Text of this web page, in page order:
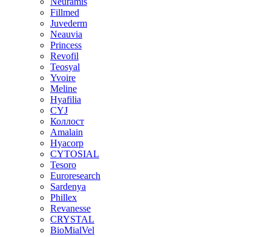
Fillmed
Juvederm
Neauvia
Princess
Revofil
Teosyal
Yvoire
Meline
Hyafilia
CYJ
Коллост
Amalain
Hyacorp
CYTOSIAL
Tesoro
Euroresearch
Sardenya
Phillex
Revanesse
CRYSTAL
BioMialVel